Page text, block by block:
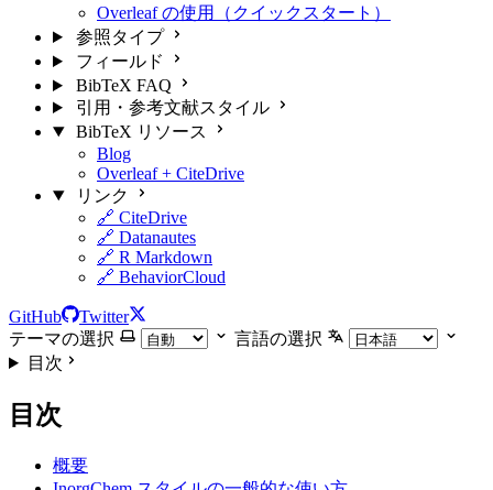
Overleaf の使用（クイックスタート）
参照タイプ
フィールド
BibTeX FAQ
引用・参考文献スタイル
BibTeX リソース
Blog
Overleaf + CiteDrive
リンク
🔗 CiteDrive
🔗 Datanautes
🔗 R Markdown
🔗 BehaviorCloud
GitHub
Twitter
テーマの選択
言語の選択
目次
目次
概要